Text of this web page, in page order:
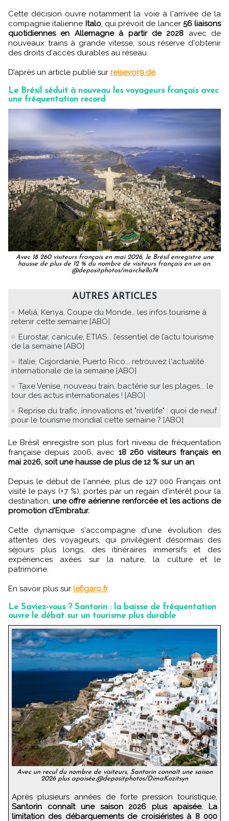
Cette décision ouvre notamment la voie à l'arrivée de la
compagnie italienne Italo, qui prévoit de lancer 56 liaisons
quotidiennes en Allemagne à partir de 2028 avec de
nouveaux trains à grande vitesse, sous réserve d'obtenir
des droits d'accès durables au réseau.
D’après un article publié sur reisevor9.de
Le Brésil séduit à nouveau les voyageurs français avec
une fréquentation record
Avec 18 260 visiteurs français en mai 2026, le Brésil enregistre une
hausse de plus de 12 % du nombre de visiteurs français en un an.
@depositphotos/marchello74
AUTRES ARTICLES
Meliá, Kenya, Coupe du Monde… les infos tourisme à
retenir cette semaine [ABO]
Eurostar, canicule, ETIAS... l’essentiel de l’actu tourisme
de la semaine [ABO]
Italie, Cisjordanie, Puerto Rico... retrouvez l'actualité
internationale de la semaine [ABO]
Taxe Venise, nouveau train, bactérie sur les plages... le
tour des actus internationales ! [ABO]
Reprise du trafic, innovations et "riverlife" : quoi de neuf
pour le tourisme mondial cette semaine ? [ABO]
Le Brésil enregistre son plus fort niveau de fréquentation
française depuis 2006, avec 18 260 visiteurs français en
mai 2026, soit une hausse de plus de 12 % sur un an.
Depuis le début de l'année, plus de 127 000 Français ont
visité le pays (+7 %), portés par un regain d'intérêt pour la
destination, une offre aérienne renforcée et les actions de
promotion d'Embratur.
Cette dynamique s'accompagne d'une évolution des
attentes des voyageurs, qui privilégient désormais des
séjours plus longs, des itinéraires immersifs et des
expériences axées sur la nature, la culture et le
patrimoine.
En savoir plus sur lefigaro.fr
Le Saviez-vous ? Santorin : la baisse de fréquentation
ouvre le débat sur un tourisme plus durable
Avec un recul du nombre de visiteurs, Santorin connaît une saison
2026 plus apaisée.@depositphotos/DimaKozitsyn
Après plusieurs années de forte pression touristique,
Santorin connaît une saison 2026 plus apaisée.
La
limitation des débarquements de croisiéristes à 8 000